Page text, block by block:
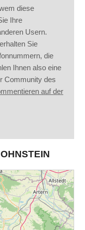
diese
Ihre
Usern.
Sie
die
Ihnen also eine
Community des
auf der